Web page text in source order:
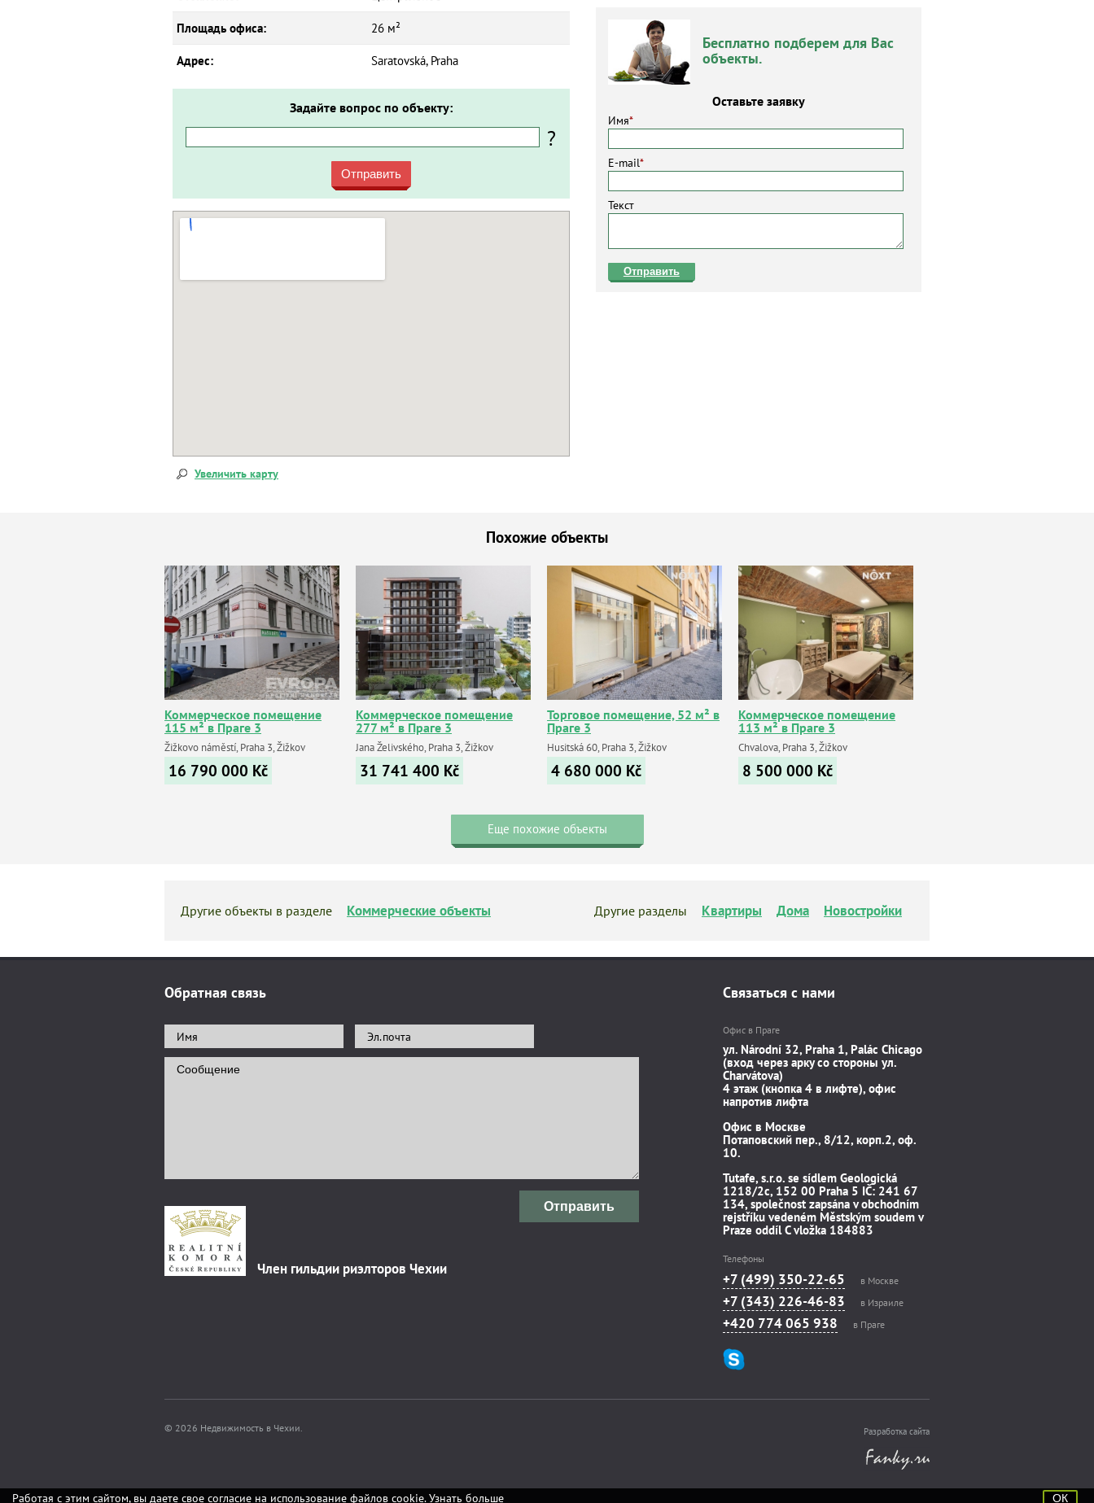
Бесплатно подберем для Вас
объекты.
Оставьте заявку
Имя*
E-mail*
Текст
Отправить
Площадь офиса: 26 м²
Адрес: Saratovská, Praha
Задайте вопрос по объекту:
?
Отправить
Увеличить карту
Похожие объекты
Коммерческое помещение
115 м² в Праге 3
Žižkovo náměstí, Praha 3, Žižkov
16 790 000 Kč
Коммерческое помещение
277 м² в Праге 3
Jana Želivského, Praha 3, Žižkov
31 741 400 Kč
Торговое помещение, 52 м² в
Праге 3
Husitská 60, Praha 3, Žižkov
4 680 000 Kč
Коммерческое помещение
113 м² в Праге 3
Chvalova, Praha 3, Žižkov
8 500 000 Kč
Еще похожие объекты
Другие объекты в разделе Коммерческие объекты Другие разделы Квартиры Дома Новостройки
Обратная связь
Отправить
Член гильдии риэлторов Чехии
Связаться с нами
Офис в Праге
ул. Národní 32, Praha 1, Palác Chicago
(вход через арку со стороны ул.
Charvátova)
4 этаж (кнопка 4 в лифте), офис
напротив лифта
Офис в Москве
Потаповский пер., 8/12, корп.2, оф.
10.
Tutafe, s.r.o. se sídlem Geologická
1218/2c, 152 00 Praha 5 IČ: 241 67
134, společnost zapsána v obchodním
rejstříku vedeném Městským soudem v
Praze oddíl C vložka 184883
Телефоны
+7 (499) 350-22-65 в Москве
+7 (343) 226-46-83 в Израиле
+420 774 065 938 в Праге
© 2026 Недвижимость в Чехии. Разработка сайта
Работая с этим сайтом, вы даете свое согласие на использование файлов cookie.Узнать больше ОК